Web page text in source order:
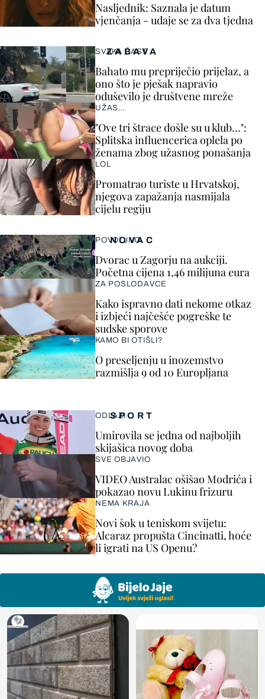
ZABAVA
SVAKA ČAST
Bahato mu prepriječio prijelaz, a
ono što je pješak napravio
oduševilo je društvene mreže
UŽAS…
"Ove tri štrace došle su u klub…":
Splitska influencerica oplela po
ženama zbog užasnog ponašanja
LOL
Promatrao turiste u Hrvatskoj,
njegova zapažanja nasmijala
cijelu regiju
SPORT
ODLAZI
Umirovila se jedna od najboljih
skijašica novog doba
SVE OBJAVIO
VIDEO Australac ošišao Modrića i
pokazao novu Lukinu frizuru
NEMA KRAJA
Novi šok u teniskom svijetu:
Alcaraz propušta Cincinatti, hoće
li igrati na US Openu?
Nasljednik: Saznala je datum
vjenčanja - udaje se za dva tjedna
NOVAC
POVOLJNO
Dvorac u Zagorju na aukciji.
Početna cijena 1,46 milijuna eura
ZA POSLODAVCE
Kako ispravno dati nekome otkaz
i izbjeći najčešće pogreške te
sudske sporove
KAMO BI OTIŠLI?
O preseljenju u inozemstvo
razmišlja 9 od 10 Europljana